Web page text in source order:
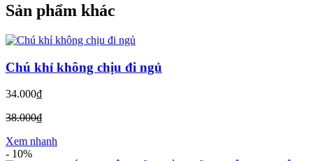
Sản phẩm khác
Chú khỉ không chịu đi ngủ
34.000₫
38.000₫
Xem nhanh
- 10%